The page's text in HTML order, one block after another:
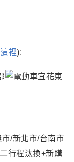
這裡):
市/新北市/台南市
行程汰換+新購